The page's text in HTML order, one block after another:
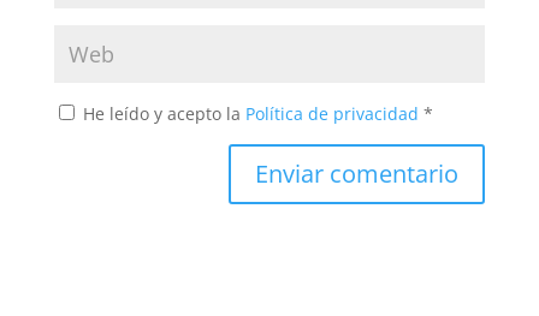
He leído y acepto la Política de privacidad *